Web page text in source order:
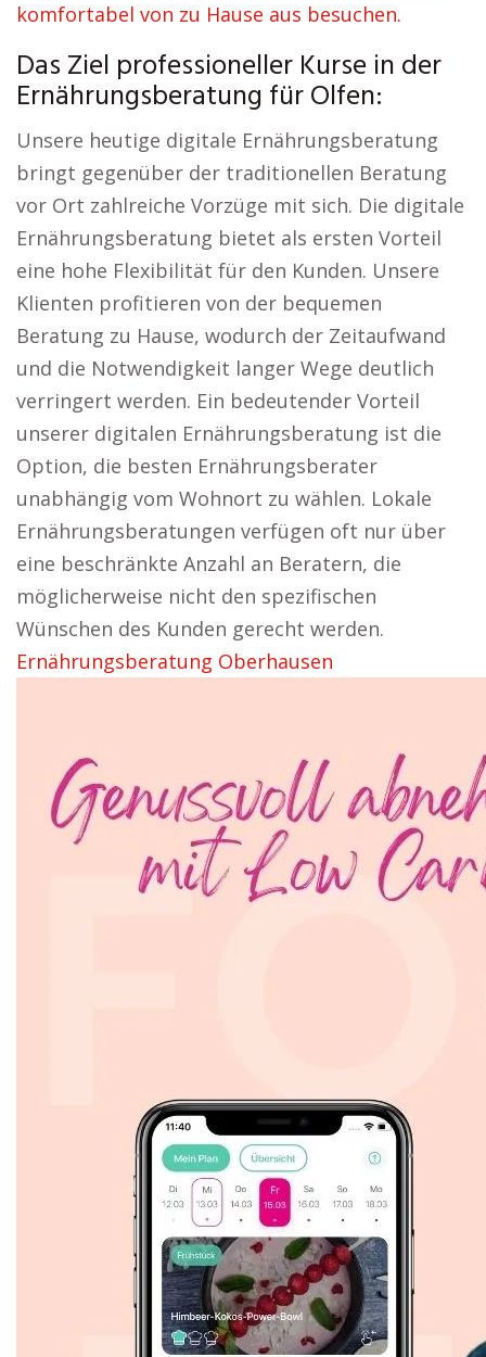
komfortabel von zu Hause aus besuchen.
Das Ziel professioneller Kurse in der
Ernährungsberatung für Olfen:
Unsere heutige digitale Ernährungsberatung
bringt gegenüber der traditionellen Beratung
vor Ort zahlreiche Vorzüge mit sich. Die digitale
Ernährungsberatung bietet als ersten Vorteil
eine hohe Flexibilität für den Kunden. Unsere
Klienten profitieren von der bequemen
Beratung zu Hause, wodurch der Zeitaufwand
und die Notwendigkeit langer Wege deutlich
verringert werden. Ein bedeutender Vorteil
unserer digitalen Ernährungsberatung ist die
Option, die besten Ernährungsberater
unabhängig vom Wohnort zu wählen. Lokale
Ernährungsberatungen verfügen oft nur über
eine beschränkte Anzahl an Beratern, die
möglicherweise nicht den spezifischen
Wünschen des Kunden gerecht werden.
Ernährungsberatung Oberhausen